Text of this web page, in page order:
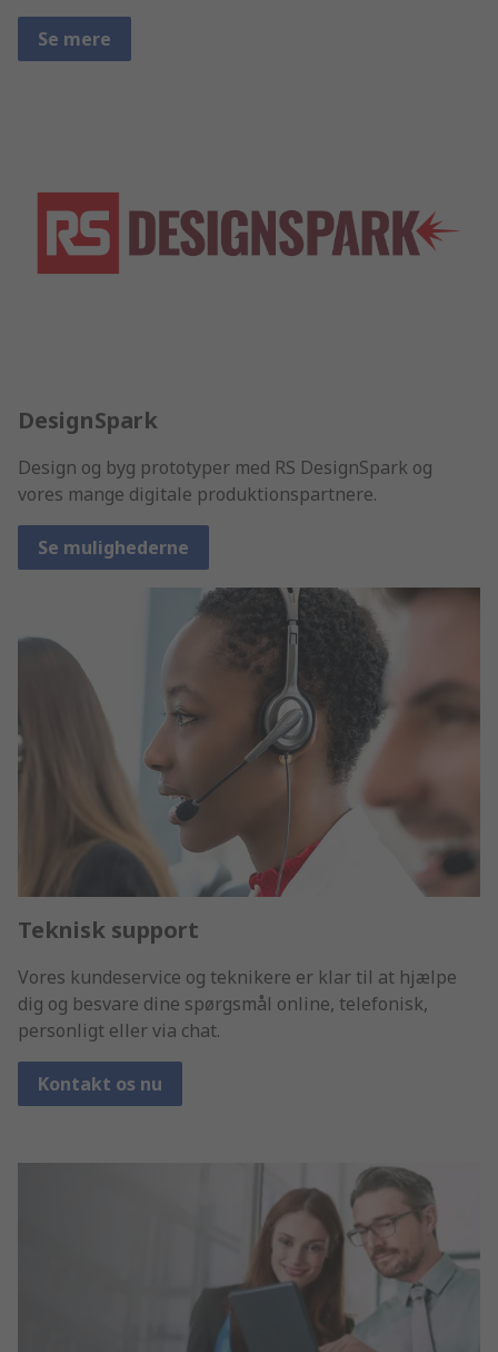
Se mere
DesignSpark
Design og byg prototyper med RS DesignSpark og
vores mange digitale produktionspartnere.
Se mulighederne
Teknisk support
Vores kundeservice og teknikere er klar til at hjælpe
dig og besvare dine spørgsmål online, telefonisk,
personligt eller via chat.
Kontakt os nu